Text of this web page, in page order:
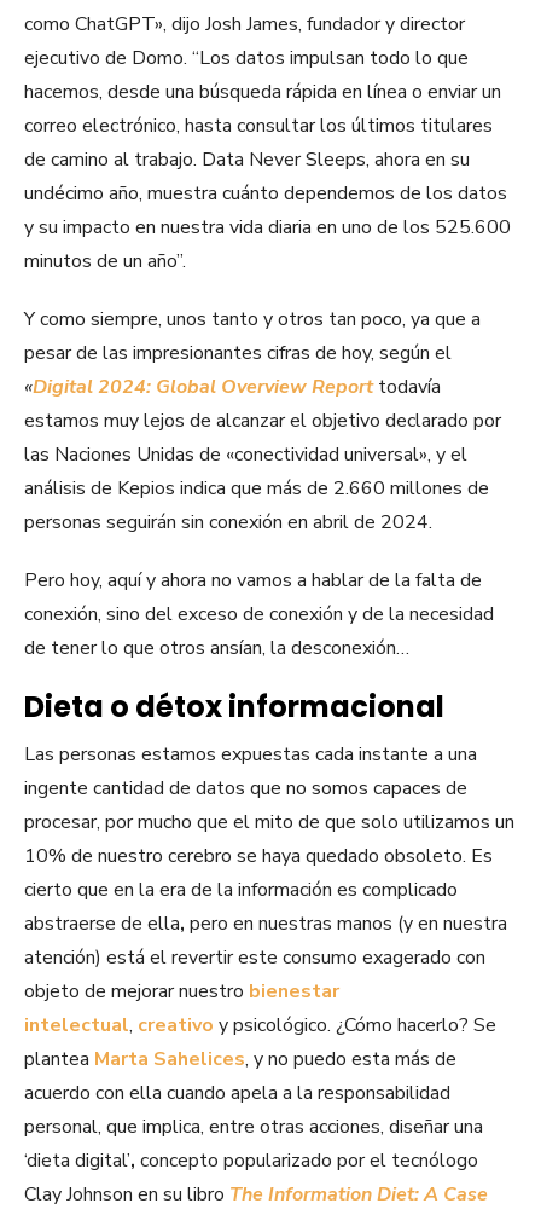
como ChatGPT», dijo Josh James, fundador y director
ejecutivo de Domo. “Los datos impulsan todo lo que
hacemos, desde una búsqueda rápida en línea o enviar un
correo electrónico, hasta consultar los últimos titulares
de camino al trabajo. Data Never Sleeps, ahora en su
undécimo año, muestra cuánto dependemos de los datos
y su impacto en nuestra vida diaria en uno de los 525.600
minutos de un año”.
Y como siempre, unos tanto y otros tan poco, ya que a
pesar de las impresionantes cifras de hoy, según el
«Digital 2024: Global Overview Reporttodavía
estamos muy lejos de alcanzar el objetivo declarado por
las Naciones Unidas de «conectividad universal», y el
análisis de Kepios indica que más de 2.660 millones de
personas seguirán sin conexión en abril de 2024.
Pero hoy, aquí y ahora no vamos a hablar de la falta de
conexión, sino del exceso de conexión y de la necesidad
de tener lo que otros ansían, la desconexión…
Dieta o détox informacional
Las personas estamos expuestas cada instante a una
ingente cantidad de datos que no somos capaces de
procesar, por mucho que el mito de que solo utilizamos un
10% de nuestro cerebro se haya quedado obsoleto. Es
cierto que en la era de la información es complicado
abstraerse de ella, pero en nuestras manos (y en nuestra
atención) está el revertir este consumo exagerado con
objeto de mejorar nuestro bienestar
intelectual, creativo y psicológico. ¿Cómo hacerlo? Se
plantea Marta Sahelices, y no puedo esta más de
acuerdo con ella cuando apela a la responsabilidad
personal, que implica, entre otras acciones, diseñar una
‘dieta digital’, concepto popularizado por el tecnólogo
Clay Johnson en su libro The Information Diet: A Case